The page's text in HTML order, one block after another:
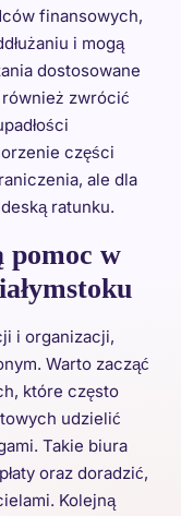
finansowych,
i mogą
dostosowane
zwrócić
części
ale dla
ratunku.
pomoc w
i organizacji,
Warto zacząć
które często
udzielić
Takie biura
oraz doradzić,
Kolejną